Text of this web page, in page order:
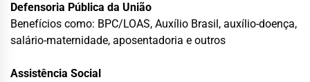
Defensoria Pública da União
Benefícios como: BPC/LOAS, Auxílio Brasil, auxílio-doença,
salário-maternidade, aposentadoria e outros
Assistência Social